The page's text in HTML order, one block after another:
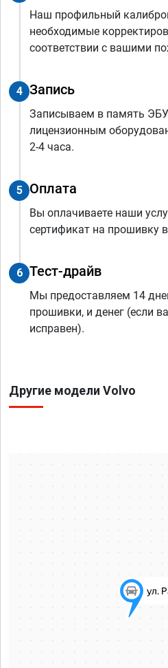
Наш профильный
необходимые
соответствии с вашими
4 Запись
Записываем в память
лицензионным
2-4 часа.
5 Оплата
Вы оплачиваете наши
сертификат на прошивку
6 Тест-драйв
Мы предоставляем 14
прошивки, и денег (если
исправен).
Другие модели Volvo